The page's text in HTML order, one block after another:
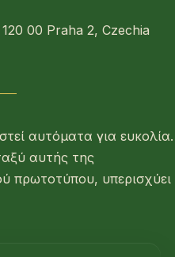
00 Praha 2, Czechia
αυτόματα για ευκολία.
αυτής της
πρωτοτύπου, υπερισχύει